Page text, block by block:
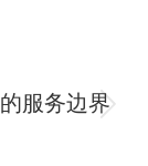
服务边界